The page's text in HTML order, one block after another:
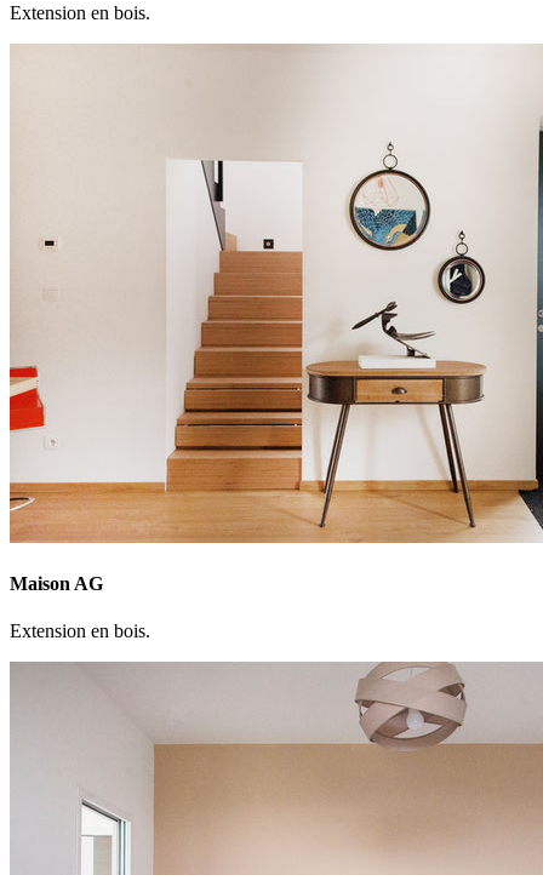
Extension en bois.
Maison AG
Extension en bois.